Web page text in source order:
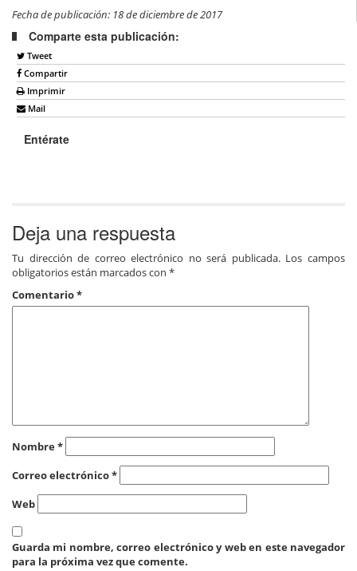
Fecha de publicación: 18 de diciembre de 2017
Comparte esta publicación:
Tweet
Compartir
Imprimir
Mail
Entérate
Deja una respuesta
Tu dirección de correo electrónico no será publicada. Los campos
obligatorios están marcados con *
Comentario*
Nombre*
Correo electrónico*
Web
Guarda mi nombre, correo electrónico y web en este navegador
para la próxima vez que comente.